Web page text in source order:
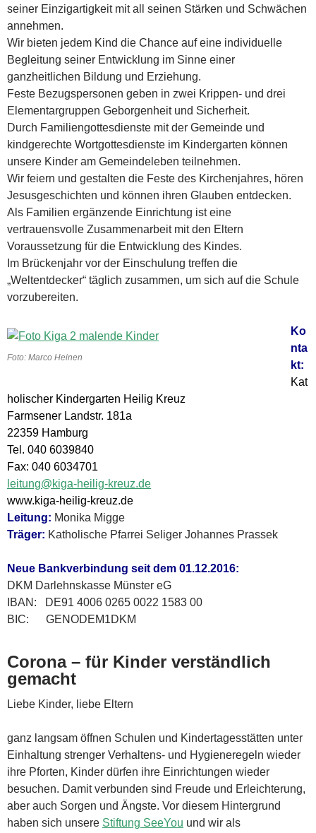
seiner Einzigartigkeit mit all seinen Stärken und Schwächen
annehmen.
Wir bieten jedem Kind die Chance auf eine individuelle
Begleitung seiner Entwicklung im Sinne einer
ganzheitlichen Bildung und Erziehung.
Feste Bezugspersonen geben in zwei Krippen- und drei
Elementargruppen Geborgenheit und Sicherheit.
Durch Familiengottesdienste mit der Gemeinde und
kindgerechte Wortgottesdienste im Kindergarten können
unsere Kinder am Gemeindeleben teilnehmen.
Wir feiern und gestalten die Feste des Kirchenjahres, hören
Jesusgeschichten und können ihren Glauben entdecken.
Als Familien ergänzende Einrichtung ist eine
vertrauensvolle Zusammenarbeit mit den Eltern
Voraussetzung für die Entwicklung des Kindes.
Im Brückenjahr vor der Einschulung treffen die
„Weltentdecker“ täglich zusammen, um sich auf die Schule
vorzubereiten.
Foto: Marco Heinen
Ko
nta
kt:
Kat
holischer Kindergarten Heilig Kreuz
Farmsener Landstr. 181a
22359 Hamburg
Tel. 040 6039840
Fax: 040 6034701
leitung@kiga-heilig-kreuz.de
www.kiga-heilig-kreuz.de
Leitung: Monika Migge
Träger: Katholische Pfarrei Seliger Johannes Prassek
Neue Bankverbindung seit dem 01.12.2016:
DKM Darlehnskasse Münster eG
IBAN: DE91 4006 0265 0022 1583 00
BIC: GENODEM1DKM
Corona – für Kinder verständlich
gemacht
Liebe Kinder, liebe Eltern
ganz langsam öffnen Schulen und Kindertagesstätten unter
Einhaltung strenger Verhaltens- und Hygieneregeln wieder
ihre Pforten, Kinder dürfen ihre Einrichtungen wieder
besuchen. Damit verbunden sind Freude und Erleichterung,
aber auch Sorgen und Ängste. Vor diesem Hintergrund
haben sich unsere Stiftung SeeYou und wir als